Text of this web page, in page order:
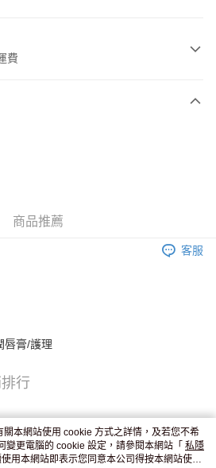
費
2-4個工作天到店，7天內取。逾期後
商品推薦
客服
唇膏/護理
行
本網站使用 cookie 方式之詳情，及若您不希
變更電腦的 cookie 設定，請參閱本網站「 私隱
用本網站即表示您同意本公司得按本網站使用